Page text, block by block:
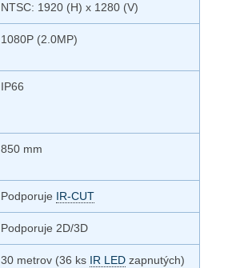
NTSC: 1920 (H) x 1280 (V)
1080P (2.0MP)
IP66
850 mm
Podporuje IR-CUT
Podporuje 2D/3D
30 metrov (36 ks IR LED zapnutých)